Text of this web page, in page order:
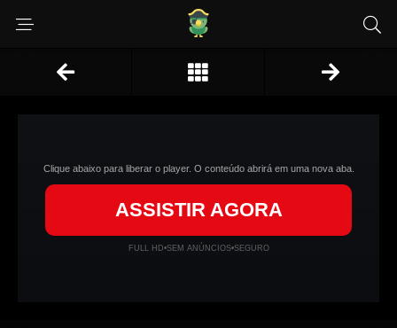
Clique abaixo para liberar o player. O conteúdo abrirá em uma nova aba.
ASSISTIR AGORA
FULL HD•SEM ANÚNCIOS•SEGURO